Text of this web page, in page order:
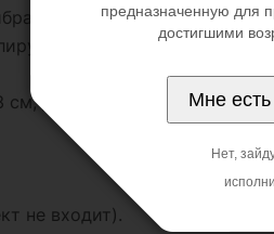
Вибратор
под любой размер
длина основания 9 см,
не входит).
предназначенную для
достигшими
Мне
Нет,